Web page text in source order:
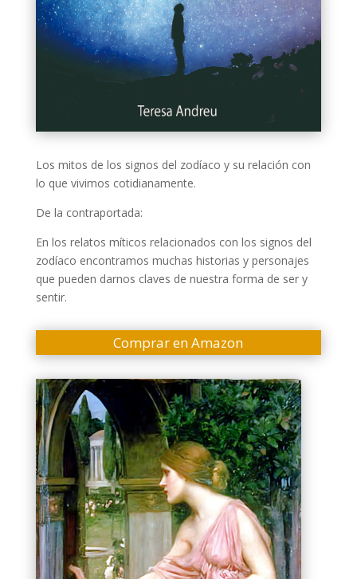
Los mitos de los signos del zodíaco y su relación con
lo que vivimos cotidianamente.
De la contraportada:
En los relatos míticos relacionados con los signos del
zodíaco encontramos muchas historias y personajes
que pueden darnos claves de nuestra forma de ser y
sentir.
Comprar en Amazon